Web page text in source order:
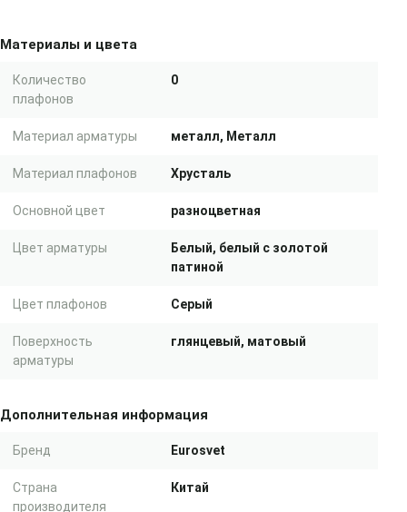
Материалы и цвета
Количество
плафонов
0
Материал арматуры металл, Металл
Материал плафонов Хрусталь
Основной цвет разноцветная
Цвет арматуры
Белый, белый с золотой
патиной
Цвет плафонов Серый
Поверхность
арматуры
глянцевый, матовый
Дополнительная информация
Бренд Eurosvet
Страна
производителя
Китай